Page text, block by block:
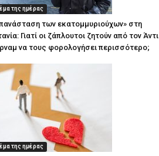
της ημέρας
των εκατομμυριούχων» στη
Γιατί οι ζάπλουτοι ζητούν από τον Άντι
να τους φορολογήσει περισσότερο;
της ημέρας